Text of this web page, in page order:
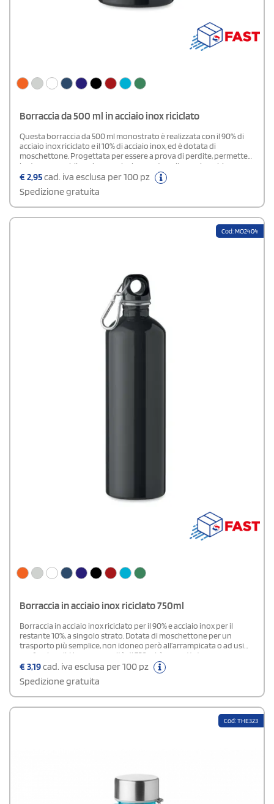
Borraccia da 500 ml in acciaio inox riciclato
Questa borraccia da 500 ml monostrato è realizzata con il 90% di
acciaio inox riciclato e il 10% di acciaio inox, ed è dotata di
moschettone. Progettata per essere a prova di perdite, permette
la stampa a sublimazione esclusivamente nella versione bianca.
€2,95cad. iva esclusa per 100 pz
Spedizione gratuita
Cod: MO2404
Borraccia in acciaio inox riciclato 750ml
Borraccia in acciaio inox riciclato per il 90% e acciaio inox per il
restante 10%, a singolo strato. Dotata di moschettone per un
trasporto più semplice, non idoneo però all’arrampicata o ad usi
professionali. Ha una capacità di 750 ml, è progettata per essere a
prova di perdite e, permette la stampa a sublimazione
€3,19cad. iva esclusa per 100 pz
Spedizione gratuita
Cod: THE323